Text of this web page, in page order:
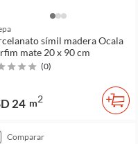
símil madera Ocala
mate 20 x 90 cm
(0)
24 m2
comparar